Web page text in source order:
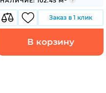
Заказ в 1 клик
В корзину